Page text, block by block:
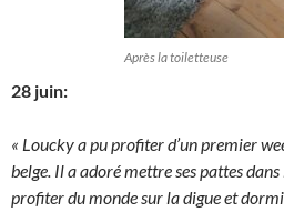
Après la toiletteuse
28 juin:
« Loucky a pu profiter d’un premier
belge. Il a adoré mettre ses pattes dans
profiter du monde sur la digue et